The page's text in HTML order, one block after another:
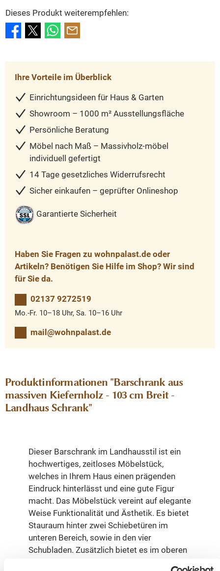
Dieses Produkt weiterempfehlen:
Ihre Vorteile im Überblick
Einrichtungsideen für Haus & Garten
Showroom – 1000 m² Ausstellungsfläche
Persönliche Beratung
Möbel nach Maß – Massivholz-möbel
individuell gefertigt
14 Tage gesetzliches Widerrufsrecht
Sicher einkaufen – geprüfter Onlineshop
Garantierte Sicherheit
Haben Sie Fragen zu wohnpalast.de oder
Artikeln? Benötigen Sie Hilfe im Shop? Wir sind
für Sie da.
02137 9272519
Mo.-Fr. 10–18 Uhr, Sa. 10–16 Uhr
mail@wohnpalast.de
Produktinformationen "Barschrank aus
massiven Kiefernholz - 103 cm Breit -
Landhaus Schrank"
Dieser Barschrank im Landhausstil ist ein
hochwertiges, zeitloses Möbelstück,
welches in Ihrem Haus einen prägenden
Eindruck hinterlässt und eine gute Figur
macht. Das Möbelstück vereint auf elegante
Weise Funktionalität und Ästhetik. Es bietet
Stauraum hinter zwei Schiebetüren im
unteren Bereich, sowie in den vier
Schubladen. Zusätzlich bietet es im oberen